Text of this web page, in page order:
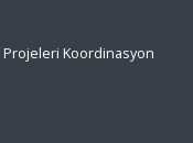
Projeleri Koordinasyon